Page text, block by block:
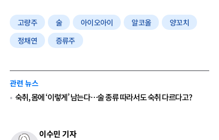
고량주 술 아이오아이 알코올
양꼬치
정채연
증류주
관련 뉴스
숙취, 몸에 ‘이렇게’ 남는다…술 종류 따라서도 숙취 다르다고?
이수민 기자